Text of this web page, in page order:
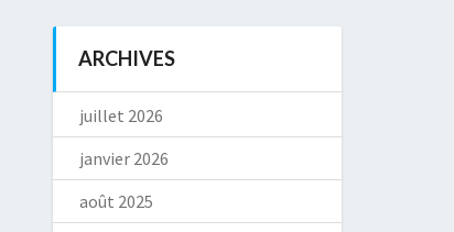
ARCHIVES
juillet 2026
janvier 2026
août 2025